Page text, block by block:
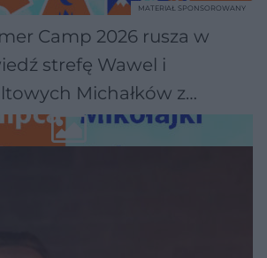
Camp 2026 rusza w
strefę Wawel i
Michałków z
MATERIAŁ SPONSOROWANY